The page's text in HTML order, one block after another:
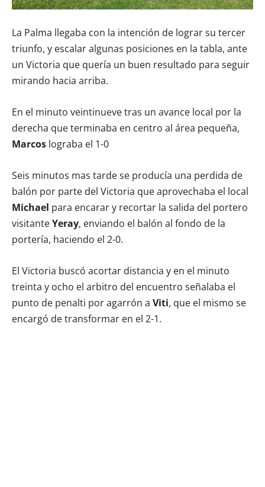
La Palma llegaba con la intención de lograr su tercer
triunfo, y escalar algunas posiciones en la tabla, ante
un Victoria que quería un buen resultado para seguir
mirando hacia arriba.
En el minuto veintinueve tras un avance local por la
derecha que terminaba en centro al área pequeña,
Marcos lograba el 1-0
Seis minutos mas tarde se producía una perdida de
balón por parte del Victoria que aprovechaba el local
Michael para encarar y recortar la salida del portero
visitanteYeray, enviando el balón al fondo de la
portería, haciendo el 2-0.
El Victoria buscó acortar distancia y en el minuto
treinta y ocho el arbitro del encuentro señalaba el
punto de penalti por agarrón a Viti, que el mismo se
encargó de transformar en el 2-1.